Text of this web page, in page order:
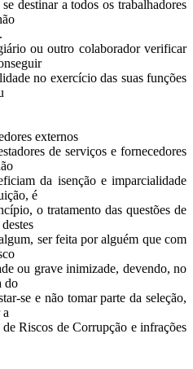
destinar a todos os trabalhadores
ou outro colaborador verificar
no exercício das suas funções
externos
de serviços e fornecedores
da isenção e imparcialidade
é
o tratamento das questões de
ser feita por alguém que com
ou grave inimizade, devendo, no
do
se e não tomar parte da seleção,
Riscos de Corrupção e infrações